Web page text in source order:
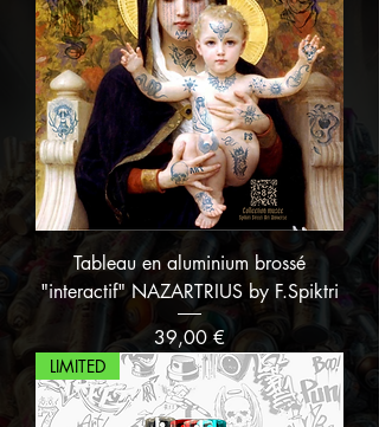
Tableau en aluminium brossé
"interactif" NAZARTRIUS by F.Spiktri
Prix
39,00 €
LIMITED